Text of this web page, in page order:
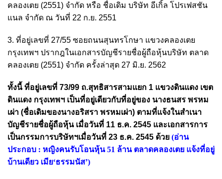
คลองเตย (2551) จำกัด หรือ ชื่อเดิม บริษัท อีเกิ้ล โปรเฟสชัน
แนล จำกัด ณ วันที่ 22 ก.ย. 2551
3. ที่อยู่เลขที่ 27/55 ซอยถนนสุนทรโกษา แขวงคลองเตย
กรุงเทพฯ ปรากฎในเอกสารบัญชีรายชื่อผู้ถือหุ้นบริษัท ตลาด
คลองเตย (2551) จำกัด ครั้งล่าสุด 27 มิ.ย. 2562
ทั้งนี้ ที่อยู่เลขที่ 73/99 ถ.สุทธิสารสามแยก 1 แขวงดินแดง เขต
ดินแดง กรุงเทพฯ เป็นที่อยู่เดียวกับที่อยู่ของ นางธนสร พรหม
เผ่า (ชื่อเดิมของนางอริสรา พรหมเผ่า) ตามที่แจ้งในสำเนา
บัญชีรายชื่อผู้ถือหุ้น เมื่อวันที่ 11 ธ.ค. 2545 และเอกสารการ
เป็นกรรมการบริษัทฯเมื่อวันที่ 23 ธ.ค. 2545 ด้วย (อ่าน
ประกอบ : หญิงคนรับโอนหุ้น 51 ล้าน ตลาดคลองเตย แจ้งที่อยู่
บ้านเดียว เมีย‘ธรรมนัส’)